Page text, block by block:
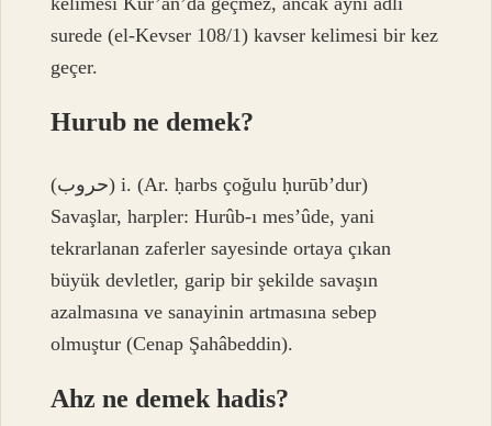
surede (el-Kevser 108/1) kavser kelimesi bir kez
geçer.
Hurub ne demek?
(ﺣﺮﻭﺏ) i. (Ar. ḥarbs çoğulu ḥurūb’dur)
Savaşlar, harpler: Hurûb-ı mes’ûde, yani
tekrarlanan zaferler sayesinde ortaya çıkan
büyük devletler, garip bir şekilde savaşın
azalmasına ve sanayinin artmasına sebep
olmuştur (Cenap Şahâbeddin).
Ahz ne demek hadis?